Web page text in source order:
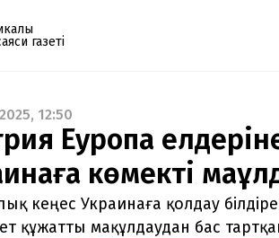
газеті
ай сайын электронды
отырыңыз. Жаңа нөмір
бірден жіберіледі. Тек email
өзіміз жібереміз.
12:50
Еуропа
көмекті
кеңес Украинаға қолдау
құжатты мақұлдаудан бас